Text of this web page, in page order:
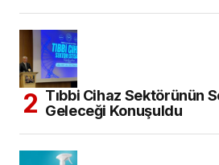
Tıbbi Cihaz Sektörünün
Geleceği Konuşuldu